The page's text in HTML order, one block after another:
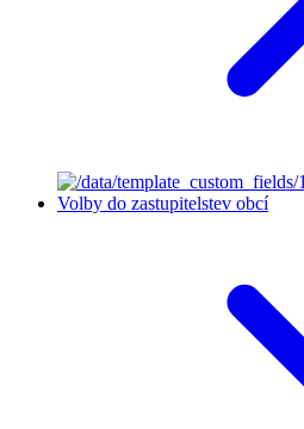
Volby do zastupitelstev obcí